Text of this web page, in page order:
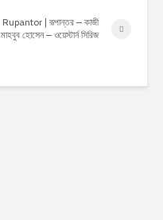
Rupantor | রূপান্তর – কাজী
মাহবুব হোসেন – ওয়েস্টার্ন সিরিজ